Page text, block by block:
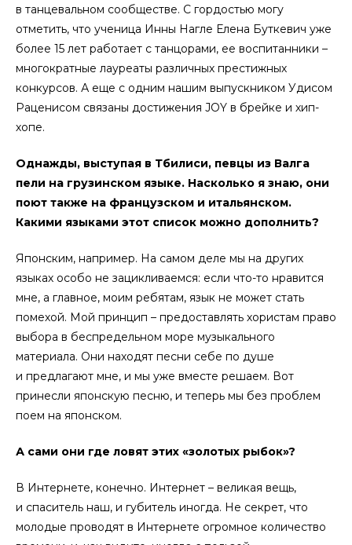
в танцевальном сообществе. С гордостью могу
отметить, что ученица Инны Нагле Елена Буткевич уже
более 15 лет работает с танцорами, ее воспитанники –
многократные лауреаты различных престижных
конкурсов. А еще с одним нашим выпускником Удисом
Раценисом связаны достижения JOY в брейке и хип-
хопе.
Однажды, выступая в Тбилиси, певцы из Валга
пели на грузинском языке. Насколько я знаю, они
поют также на французском и итальянском.
Какими языками этот список можно дополнить?
Японским, например. На самом деле мы на других
языках особо не зацикливаемся: если что-то нравится
мне, а главное, моим ребятам, язык не может стать
помехой. Мой принцип – предоставлять хористам право
выбора в беспредельном море музыкального
материала. Они находят песни себе по душе
и предлагают мне, и мы уже вместе решаем. Вот
принесли японскую песню, и теперь мы без проблем
поем на японском.
А сами они где ловят этих «золотых рыбок»?
В Интернете, конечно. Интернет – великая вещь,
и спаситель наш, и губитель иногда. Не секрет, что
молодые проводят в Интернете огромное количество